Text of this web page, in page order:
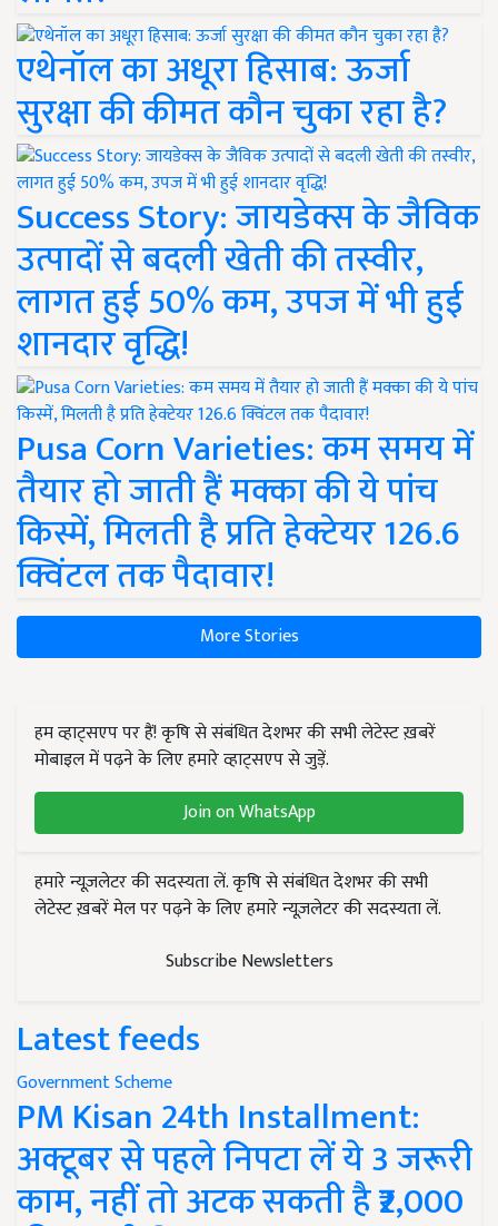
एथेनॉल का अधूरा हिसाब: ऊर्जा
सुरक्षा की कीमत कौन चुका रहा है?
Success Story: जायडेक्स के जैविक
उत्पादों से बदली खेती की तस्वीर,
लागत हुई 50% कम, उपज में भी हुई
शानदार वृद्धि!
Pusa Corn Varieties: कम समय में
तैयार हो जाती हैं मक्का की ये पांच
किस्में, मिलती है प्रति हेक्टेयर 126.6
क्विंटल तक पैदावार!
More Stories
हम व्हाट्सएप पर हैं! कृषि से संबंधित देशभर की सभी लेटेस्ट ख़बरें
मोबाइल में पढ़ने के लिए हमारे व्हाट्सएप से जुड़ें.
Join on WhatsApp
हमारे न्यूज़लेटर की सदस्यता लें. कृषि से संबंधित देशभर की सभी
लेटेस्ट ख़बरें मेल पर पढ़ने के लिए हमारे न्यूज़लेटर की सदस्यता लें.
Subscribe Newsletters
Latest feeds
Government Scheme
PM Kisan 24th Installment:
अक्टूबर से पहले निपटा लें ये 3 जरूरी
काम, नहीं तो अटक सकती है ₹2,000